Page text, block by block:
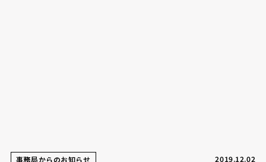
事務局からのお知らせ 2019.12.02